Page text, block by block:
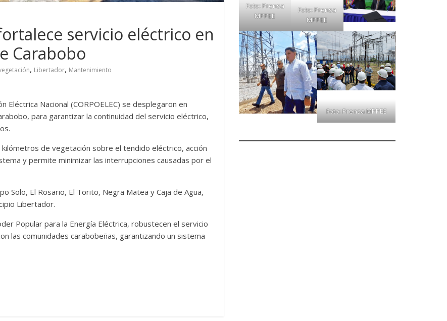
servicio eléctrico en
Carabobo
, Libertador, Mantenimiento
Eléctrica Nacional (CORPOELEC) se desplegaron en
para garantizar la continuidad del servicio eléctrico,
de vegetación sobre el tendido eléctrico, acción
y permite minimizar las interrupciones causadas por el
Solo, El Rosario, El Torito, Negra Matea y Caja de Agua,
Libertador.
Popular para la Energía Eléctrica, robustecen el servicio
las comunidades carabobeñas, garantizando un sistema
Foto: Prensa
MPPEE
Foto: Prensa
MPPEE
Foto: Prensa MPPEE